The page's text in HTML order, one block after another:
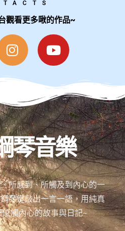
觀看更多啾的作品~
琴音樂
所感到、所觸及到內心的一
琴鍵敲出一言一語，用純真
觸內心的故事與日記~